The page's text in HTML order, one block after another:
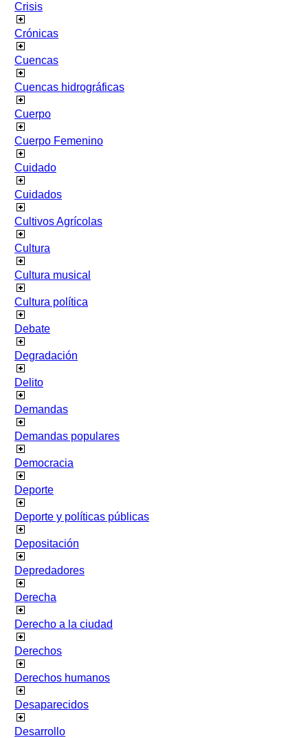
Crisis
Crónicas
Cuencas
Cuencas hidrográficas
Cuerpo
Cuerpo Femenino
Cuidado
Cuidados
Cultivos Agrícolas
Cultura
Cultura musical
Cultura política
Debate
Degradación
Delito
Demandas
Demandas populares
Democracia
Deporte
Deporte y políticas públicas
Depositación
Depredadores
Derecha
Derecho a la ciudad
Derechos
Derechos humanos
Desaparecidos
Desarrollo